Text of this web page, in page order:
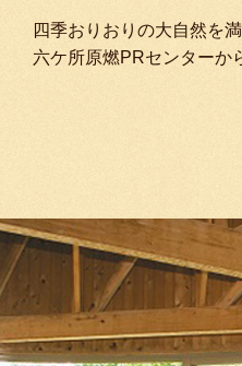
四季おりおりの大自然を
六ケ所原燃PRセンターか